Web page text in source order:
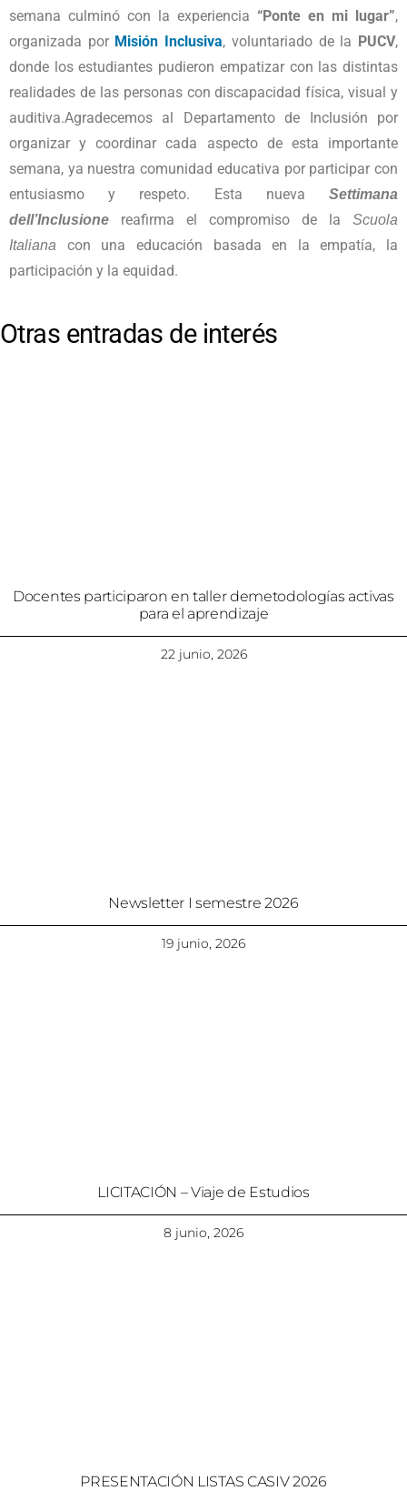
semana culminó con la experiencia “Ponte en mi lugar”,
organizada por Misión Inclusiva, voluntariado de la PUCV,
donde los estudiantes pudieron empatizar con las distintas
realidades de las personas con discapacidad física, visual y
auditiva.Agradecemos al Departamento de Inclusión por
organizar y coordinar cada aspecto de esta importante
semana, ya nuestra comunidad educativa por participar con
entusiasmo y respeto. Esta nueva Settimana
dell’Inclusione
reafirma el compromiso de la Scuola
Italiana
con una educación basada en la empatía, la
participación y la equidad.
Otras entradas de interés
Docentes participaron en taller demetodologías activas
para el aprendizaje
22 junio, 2026
Newsletter I semestre 2026
19 junio, 2026
LICITACIÓN – Viaje de Estudios
8 junio, 2026
PRESENTACIÓN LISTAS CASIV 2026